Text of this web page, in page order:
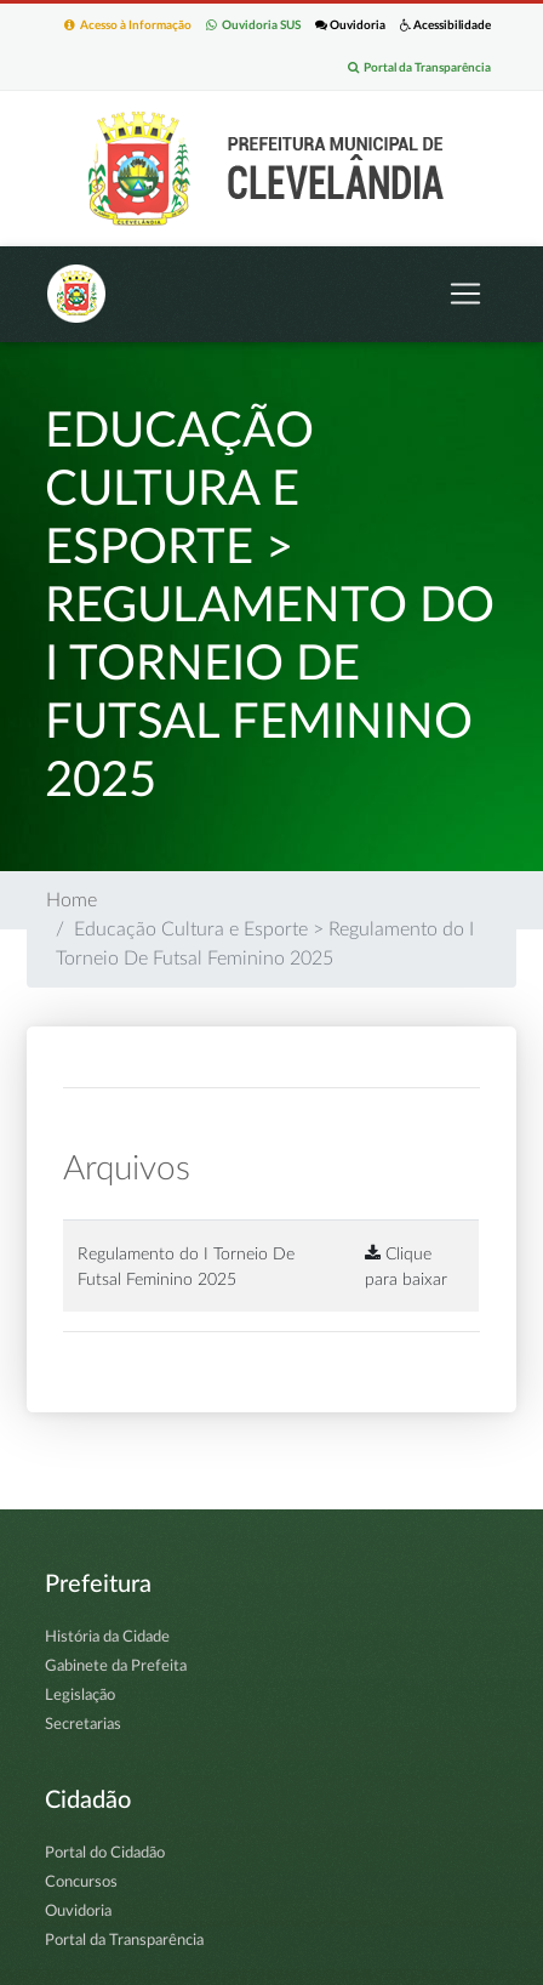
Acessibilidade
Ouvidoria
Ouvidoria SUS
Acesso à Informação
Portal da Transparência
EDUCAÇÃO
CULTURA E
ESPORTE >
REGULAMENTO DO
I TORNEIO DE
FUTSAL FEMININO
2025
Home
Educação Cultura e Esporte > Regulamento do I
Torneio De Futsal Feminino 2025
Arquivos
Regulamento do I Torneio De
Futsal Feminino 2025
Clique
para baixar
Prefeitura
História da Cidade
Gabinete da Prefeita
Legislação
Secretarias
Cidadão
Portal do Cidadão
Concursos
Ouvidoria
Portal da Transparência